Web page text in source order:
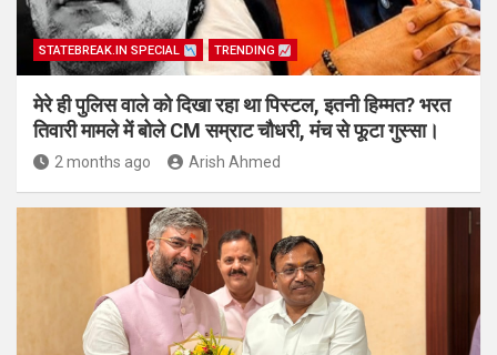
STATEBREAK.IN SPECIAL TRENDING
मेरे ही पुलिस वाले को दिखा रहा था पिस्टल, इतनी हिम्मत? भरत
तिवारी मामले में बोले CM सम्राट चौधरी, मंच से फूटा गुस्सा।
2 months ago Arish Ahmed